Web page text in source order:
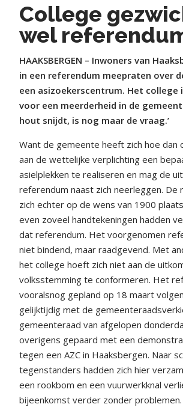
College
wel
HAAKSBERGEN – Inwoners van
in een referendum meepraten over
een asizoekerscentrum. Het college
voor een meerderheid in de
hout snijdt, is nog maar de vraag.’
Want de gemeente heeft zich hoe dan
aan de wettelijke verplichting een
asielplekken te realiseren en mag de
referendum naast zich neerleggen. De
zich echter op de wens van 1900
even zoveel handtekeningen hadden
dat referendum. Het voorgenomen
niet bindend, maar raadgevend. Met
het college hoeft zich niet aan de
volksstemming te conformeren. Het
vooralsnog gepland op 18 maart
gelijktijdig met de
gemeenteraad van afgelopen
overigens gepaard met een
tegen een AZC in Haaksbergen. Naar
tegenstanders hadden zich hier
een rookbom en een vuurwerkknal
bijeenkomst verder zonder problemen.